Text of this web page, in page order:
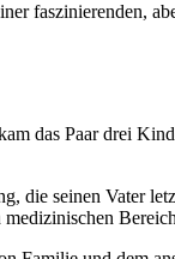
faszinierenden,
das Paar drei
die seinen Vater